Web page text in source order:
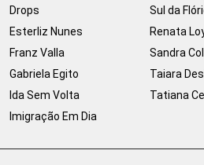
Drops
Esterliz Nunes
Franz Valla
Gabriela Egito
Ida Sem Volta
Imigração Em Dia
Sul da
Renata
Sandra
Taiara
Tatiana